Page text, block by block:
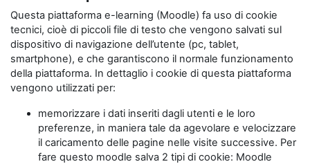
Questa piattaforma e-learning (Moodle) fa uso di cookie
tecnici, cioè di piccoli file di testo che vengono salvati sul
dispositivo di navigazione dell’utente (pc, tablet,
smartphone), e che garantiscono il normale funzionamento
della piattaforma. In dettaglio i cookie di questa piattaforma
vengono utilizzati per:
memorizzare i dati inseriti dagli utenti e le loro
preferenze, in maniera tale da agevolare e velocizzare
il caricamento delle pagine nelle visite successive. Per
fare questo moodle salva 2 tipi di cookie: Moodle